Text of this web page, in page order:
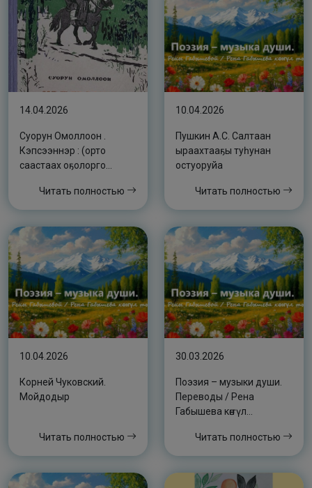
14.04.2026
Суорун Омоллоон .
Кэпсээннэр : (орто
саастаах оҕолорго
Читать полностью
10.04.2026
Пушкин А.С. Салтаан
ыраахтааҕы туһунан
остуоруйа
Читать полностью
10.04.2026
Корней Чуковский.
Мойдодыр
Читать полностью
30.03.2026
Поэзия – музыки души.
Переводы / Рена
Габышева көҥүл
Читать полностью